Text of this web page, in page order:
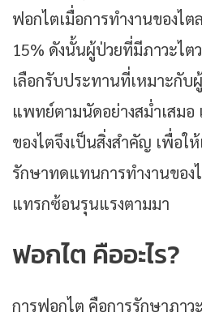
ฟอกไตเมื่อการทำงานของไต
15% ดังนั้นผู้ป่วยที่มีภาวะไ
เลือกรับประทานที่เหมาะกับ
แพทย์ตามนัดอย่างสม่ำเสมอ
ของไตจึงเป็นสิ่งสำคัญ เพื่อ
รักษาทดแทนการทำงานของ
แทรกซ้อนรุนแรงตามมา
ฟอกไต คืออะไร?
การฟอกไต คือการรักษาภาว